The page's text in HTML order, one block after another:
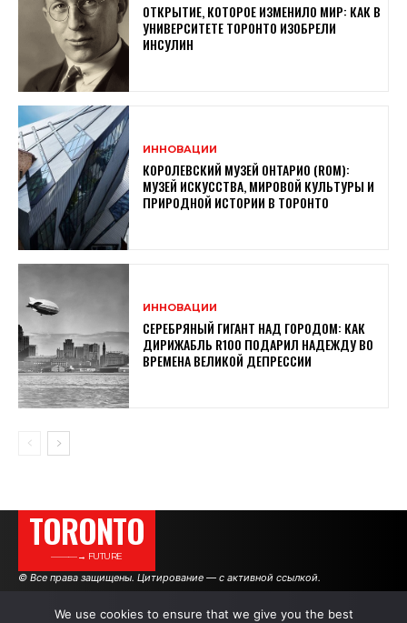
ОТКРЫТИЕ, КОТОРОЕ ИЗМЕНИЛО МИР: КАК В
УНИВЕРСИТЕТЕ ТОРОНТО ИЗОБРЕЛИ
ИНСУЛИН
ИННОВАЦИИ
КОРОЛЕВСКИЙ МУЗЕЙ ОНТАРИО (ROM):
МУЗЕЙ ИСКУССТВА, МИРОВОЙ КУЛЬТУРЫ И
ПРИРОДНОЙ ИСТОРИИ В ТОРОНТО
ИННОВАЦИИ
СЕРЕБРЯНЫЙ ГИГАНТ НАД ГОРОДОМ: КАК
ДИРИЖАБЛЬ R100 ПОДАРИЛ НАДЕЖДУ ВО
ВРЕМЕНА ВЕЛИКОЙ ДЕПРЕССИИ
TORONTO
———→ FUTURE
© Все права защищены. Цитирование — с активной ссылкой.
We use cookies to ensure that we give you the best